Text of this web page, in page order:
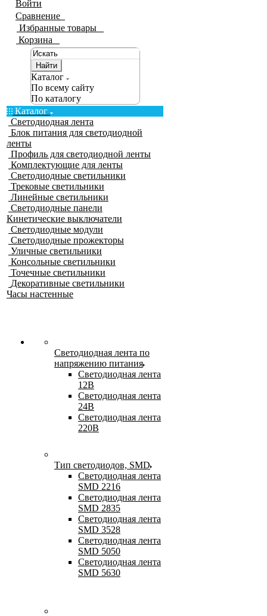
Войти
Сравнение
Избранные товары
Корзина
Найти
Каталог
По всему сайту
По каталогу
Каталог
Светодиодная лента
Блок питания для светодиодной
ленты
Профиль для светодиодной ленты
Комплектующие для ленты
Светодиодные светильники
Трековые светильники
Линейные светильники
Светодиодные панели
Кинетические выключатели
Светодиодные модули
Светодиодные прожекторы
Уличные светильники
Консольные светильники
Точечные светильники
Декоративные светильники
Часы настенные
Светодиодная лента по
напряжению питания
Светодиодная лента
12В
Светодиодная лента
24В
Светодиодная лента
220В
Тип светодиодов, SMD
Cветодиодная лента
SMD 2216
Светодиодная лента
SMD 2835
Светодиодная лента
SMD 3528
Светодиодная лента
SMD 5050
Светодиодная лента
SMD 5630